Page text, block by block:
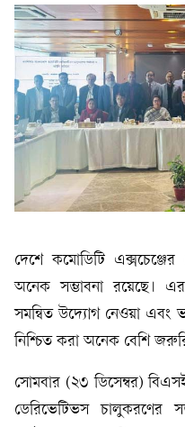
দেশে কমোডিটি এক্সচেঞ্জের
অনেক সম্ভাবনা রয়েছে।
সমন্বিত উদ্যোগ নেওয়া এবং
নিশ্চিত করা অনেক বেশি
সোমবার (২৩ ডিসেম্বর)
ডেরিভেটিভস চালুকরণের